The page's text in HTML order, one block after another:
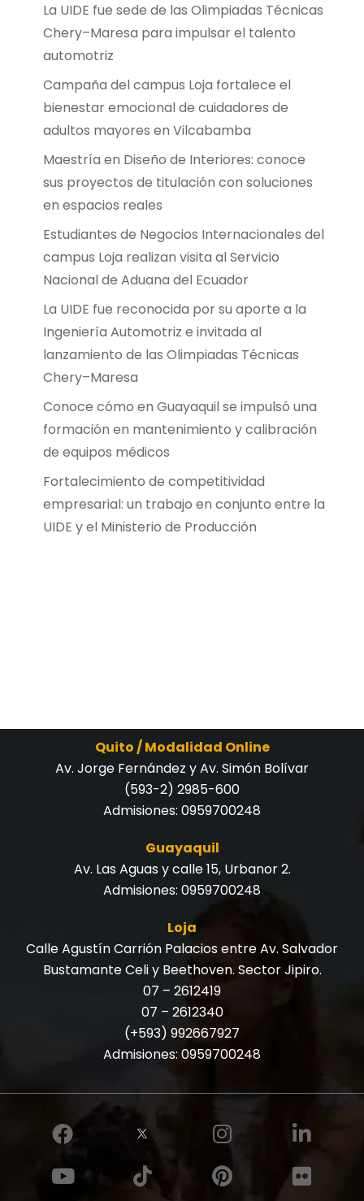
La UIDE fue sede de las Olimpiadas Técnicas
Chery–Maresa para impulsar el talento
automotriz
Campaña del campus Loja fortalece el
bienestar emocional de cuidadores de
adultos mayores en Vilcabamba
Maestría en Diseño de Interiores: conoce
sus proyectos de titulación con soluciones
en espacios reales
Estudiantes de Negocios Internacionales del
campus Loja realizan visita al Servicio
Nacional de Aduana del Ecuador
La UIDE fue reconocida por su aporte a la
Ingeniería Automotriz e invitada al
lanzamiento de las Olimpiadas Técnicas
Chery–Maresa
Conoce cómo en Guayaquil se impulsó una
formación en mantenimiento y calibración
de equipos médicos
Fortalecimiento de competitividad
empresarial: un trabajo en conjunto entre la
UIDE y el Ministerio de Producción
Quito / Modalidad Online
Av. Jorge Fernández y Av. Simón Bolívar
(593-2) 2985-600
Admisiones: 0959700248
Guayaquil
Av. Las Aguas y calle 15, Urbanor 2.
Admisiones: 0959700248
Loja
Calle Agustín Carrión Palacios entre Av. Salvador
Bustamante Celi y Beethoven. Sector Jipiro.
07 – 2612419
07 – 2612340
(+593) 992667927
Admisiones: 0959700248